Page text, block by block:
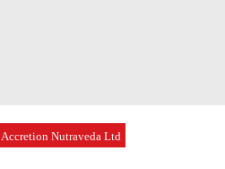
Accretion Nutraveda Ltd